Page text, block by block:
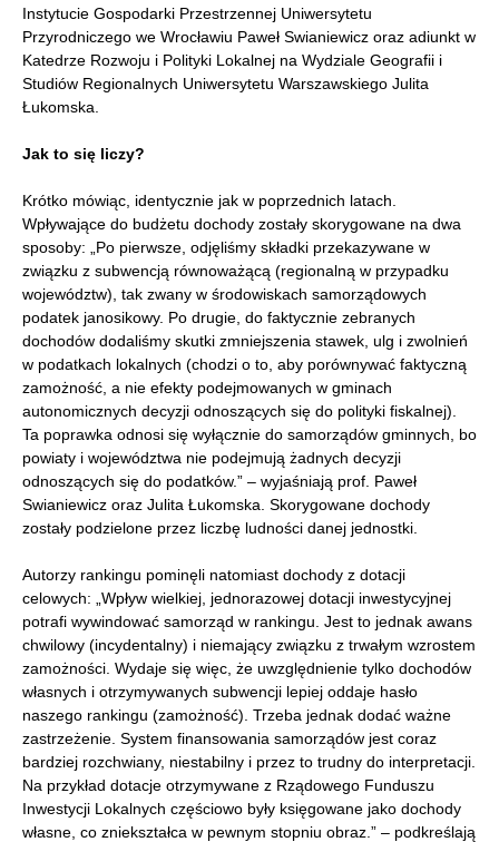
Instytucie Gospodarki Przestrzennej Uniwersytetu
Przyrodniczego we Wrocławiu Paweł Swianiewicz oraz adiunkt w
Katedrze Rozwoju i Polityki Lokalnej na Wydziale Geografii i
Studiów Regionalnych Uniwersytetu Warszawskiego Julita
Łukomska.
Jak to się liczy?
Krótko mówiąc, identycznie jak w poprzednich latach.
Wpływające do budżetu dochody zostały skorygowane na dwa
sposoby: „Po pierwsze, odjęliśmy składki przekazywane w
związku z subwencją równoważącą (regionalną w przypadku
województw), tak zwany w środowiskach samorządowych
podatek janosikowy. Po drugie, do faktycznie zebranych
dochodów dodaliśmy skutki zmniejszenia stawek, ulg i zwolnień
w podatkach lokalnych (chodzi o to, aby porównywać faktyczną
zamożność, a nie efekty podejmowanych w gminach
autonomicznych decyzji odnoszących się do polityki fiskalnej).
Ta poprawka odnosi się wyłącznie do samorządów gminnych, bo
powiaty i województwa nie podejmują żadnych decyzji
odnoszących się do podatków.” – wyjaśniają prof. Paweł
Swianiewicz oraz Julita Łukomska. Skorygowane dochody
zostały podzielone przez liczbę ludności danej jednostki.
Autorzy rankingu pominęli natomiast dochody z dotacji
celowych: „Wpływ wielkiej, jednorazowej dotacji inwestycyjnej
potrafi wywindować samorząd w rankingu. Jest to jednak awans
chwilowy (incydentalny) i niemający związku z trwałym wzrostem
zamożności. Wydaje się więc, że uwzględnienie tylko dochodów
własnych i otrzymywanych subwencji lepiej oddaje hasło
naszego rankingu (zamożność). Trzeba jednak dodać ważne
zastrzeżenie. System finansowania samorządów jest coraz
bardziej rozchwiany, niestabilny i przez to trudny do interpretacji.
Na przykład dotacje otrzymywane z Rządowego Funduszu
Inwestycji Lokalnych częściowo były księgowane jako dochody
własne, co zniekształca w pewnym stopniu obraz.” – podkreślają